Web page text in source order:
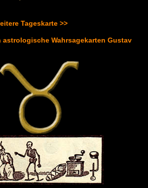
Tageskarte >>
astrologische Wahrsagekarten Gustav